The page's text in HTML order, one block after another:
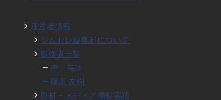
運営者情報
ジムセレ編集部について
監修者一覧
岸 英汰
篠原 友樹
取材・メディア掲載実績